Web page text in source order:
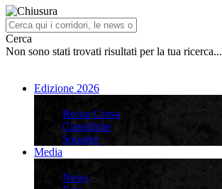
Cerca
Non sono stati trovati risultati per la tua ricerca...
Edizione 2026
Recap Corsa
Classifiche
Squadre
Media
News